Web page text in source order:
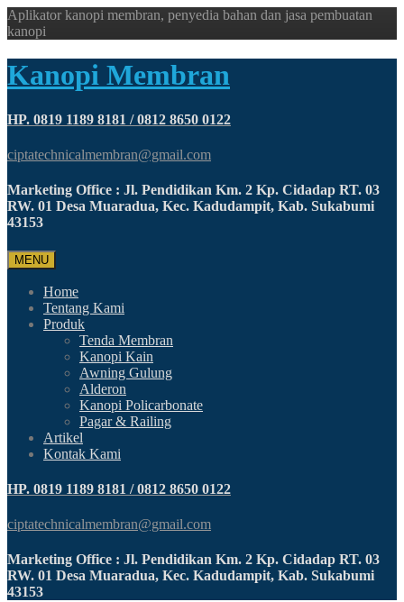
Aplikator kanopi membran, penyedia bahan dan jasa pembuatan
kanopi
Kanopi Membran
HP. 0819 1189 8181 / 0812 8650 0122
ciptatechnicalmembran@gmail.com
Marketing Office : Jl. Pendidikan Km. 2 Kp. Cidadap RT. 03
RW. 01 Desa Muaradua, Kec. Kadudampit, Kab. Sukabumi
43153
MENU
Home
Tentang Kami
Produk
Tenda Membran
Kanopi Kain
Awning Gulung
Alderon
Kanopi Policarbonate
Pagar & Railing
Artikel
Kontak Kami
HP. 0819 1189 8181 / 0812 8650 0122
ciptatechnicalmembran@gmail.com
Marketing Office : Jl. Pendidikan Km. 2 Kp. Cidadap RT. 03
RW. 01 Desa Muaradua, Kec. Kadudampit, Kab. Sukabumi
43153